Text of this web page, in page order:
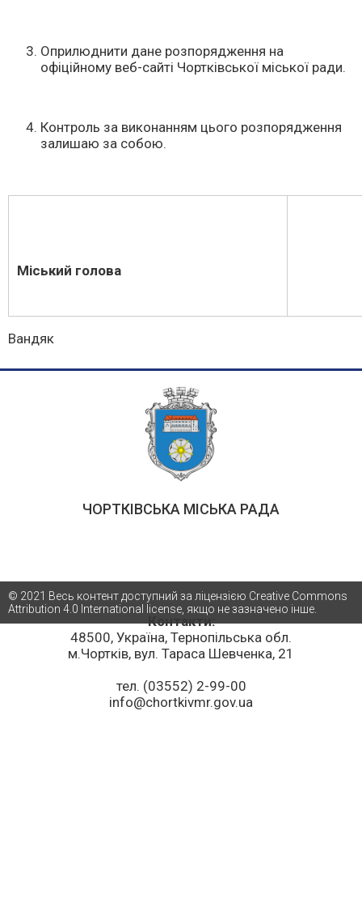
Оприлюднити дане розпорядження на
офіційному веб-сайті Чортківської міської ради.
Контроль за виконанням цього розпорядження
залишаю за собою.
Міський голова
Вандяк
ЧОРТКІВСЬКА МІСЬКА РАДА
Контакти:
48500, Україна, Тернопільська обл.
м.Чортків, вул. Тараса Шевченка, 21
тел. (03552) 2-99-00
info@chortkivmr.gov.ua
© 2021 Весь контент доступний за ліцензією Creative Commons
Attribution 4.0 International license, якщо не зазначено інше.